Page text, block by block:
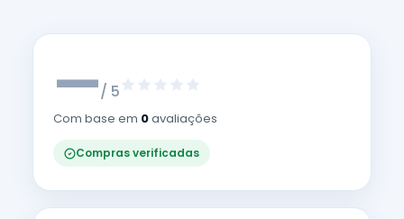
—/ 5
Com base em 0avaliações
Compras verificadas